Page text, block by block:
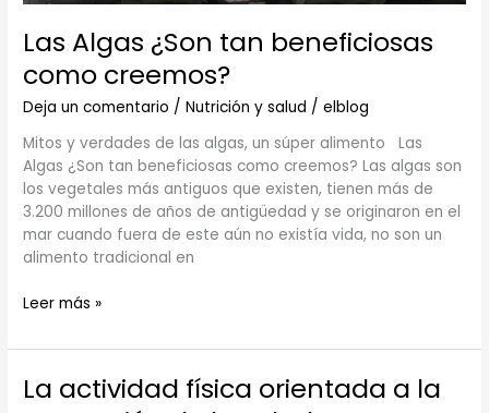
Las Algas ¿Son tan beneficiosas
como creemos?
Deja un comentario /Nutrición y salud /elblog
Mitos y verdades de las algas, un súper alimento Las
Algas ¿Son tan beneficiosas como creemos? Las algas son
los vegetales más antiguos que existen, tienen más de
3.200 millones de años de antigüedad y se originaron en el
mar cuando fuera de este aún no existía vida, no son un
alimento tradicional en
Leer más »
La actividad física orientada a la
La